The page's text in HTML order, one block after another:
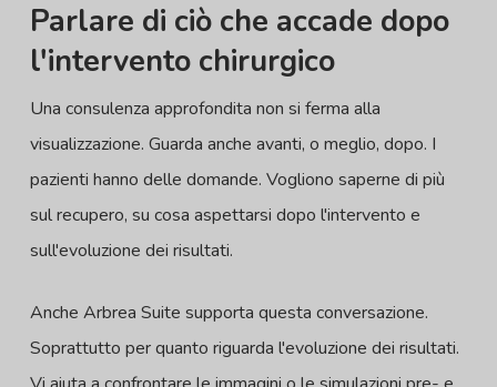
Parlare di ciò che accade dopo
l'intervento chirurgico
Una consulenza approfondita non si ferma alla
visualizzazione. Guarda anche avanti, o meglio, dopo. I
pazienti hanno delle domande. Vogliono saperne di più
sul recupero, su cosa aspettarsi dopo l'intervento e
sull'evoluzione dei risultati.
Anche Arbrea Suite supporta questa conversazione.
Soprattutto per quanto riguarda l'evoluzione dei risultati.